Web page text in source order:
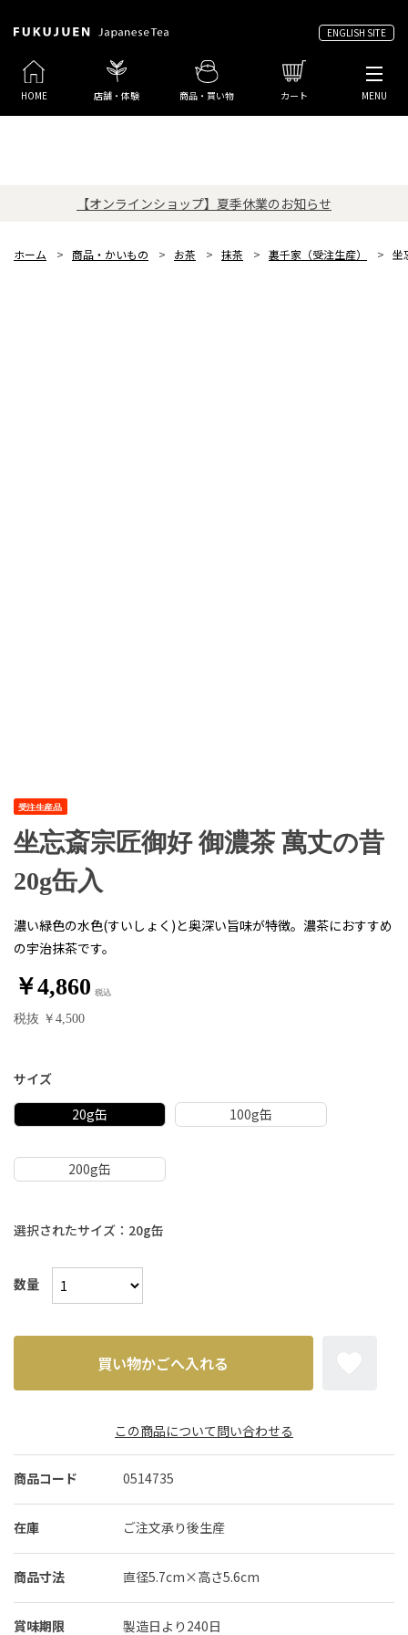
ENGLISH SITE
HOME 店舗・体験 商品・買い物 カート MENU
【オンラインショップ】夏季休業のお知らせ
ホーム > 商品・かいもの > お茶 > 抹茶 > 裏千家（受注生産） > 坐
坐忘斎宗匠御好 御濃茶 萬丈の昔
20g缶入
濃い緑色の水色(すいしょく)と奥深い旨味が特徴。濃茶におすすめ
の宇治抹茶です。
￥4,860
税抜 ￥4,500
商品コード 0514735
在庫 ご注文承り後生産
商品寸法 直径5.7cm×高さ5.6cm
賞味期限 製造日より240日
サイズ
20g缶
100g缶
200g缶
選択されたサイズ：20g缶
数量
この商品について問い合わせる